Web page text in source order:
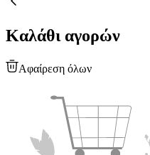
Καλάθι αγορών
Αφαίρεση όλων